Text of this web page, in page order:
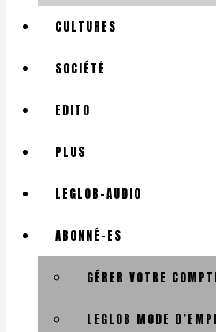
CULTURES
SOCIÉTÉ
EDITO
PLUS
LEGLOB-AUDIO
ABONNÉ-ES
GÉRER VOTRE
LEGLOB MODE